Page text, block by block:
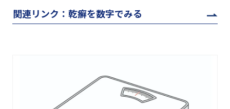
関連リンク：乾癬を数字でみる